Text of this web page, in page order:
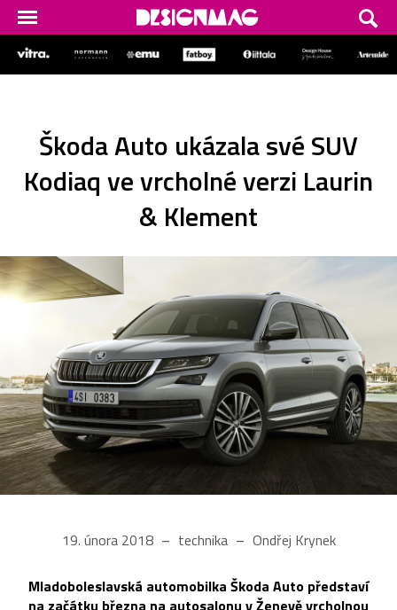
Škoda Auto ukázala své SUV
Kodiaq ve vrcholné verzi Laurin
& Klement
19. února 2018 technika Ondřej Krynek
Mladoboleslavská automobilka Škoda Auto představí
na začátku března na autosalonu v Ženevě vrcholnou